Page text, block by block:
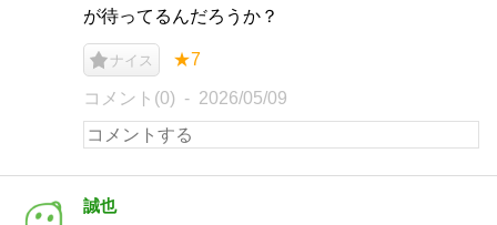
が待ってるんだろうか？
ナイス ★7
コメント(0) 2026/05/09
誠也